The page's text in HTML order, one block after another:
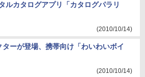
ルカタログアプリ「カタログパラリ
(2010/10/14)
ーが登場、携帯向け「わいわいボイ
(2010/10/14)